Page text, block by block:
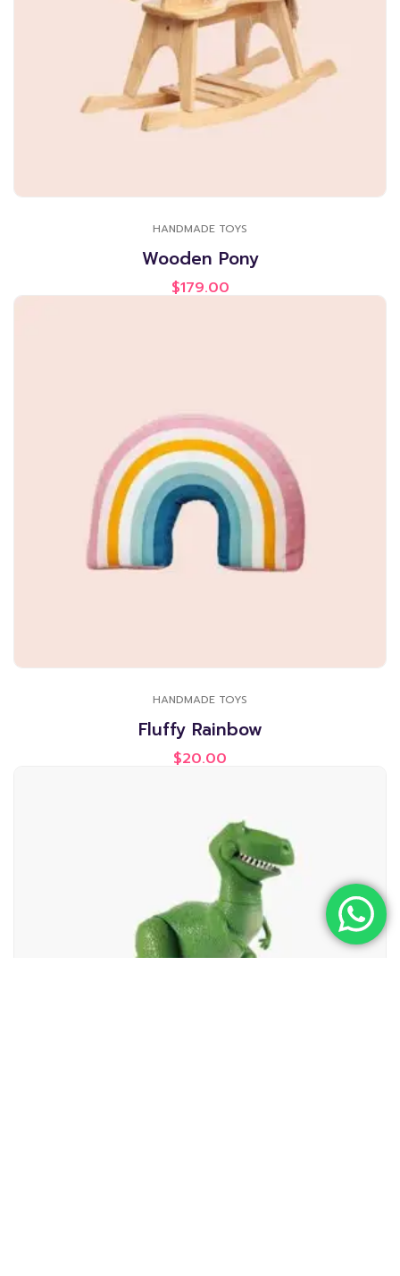
HANDMADE TOYS
Wooden Pony
$179.00
HANDMADE TOYS
Fluffy Rainbow
$20.00